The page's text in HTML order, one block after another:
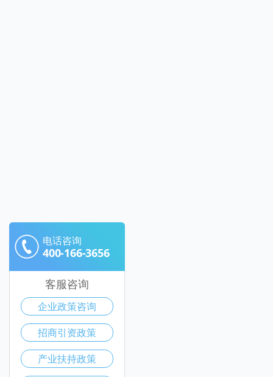
电话咨询
400-166-3656
客服咨询
企业政策咨询
招商引资政策
产业扶持政策